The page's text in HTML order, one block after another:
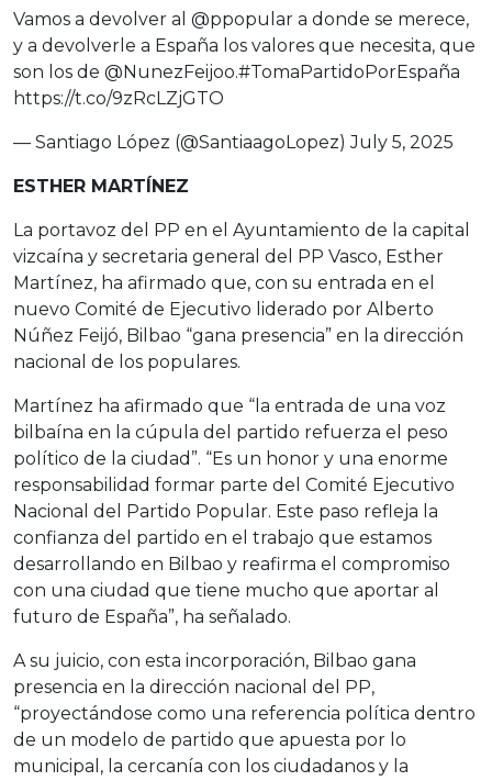
Vamos a devolver al @ppopular a donde se merece,
y a devolverle a España los valores que necesita, que
son los de @NunezFeijoo.#TomaPartidoPorEspaña
https://t.co/9zRcLZjGTO
— Santiago López (@SantiaagoLopez)July 5, 2025
ESTHER MARTÍNEZ
La portavoz del PP en el Ayuntamiento de la capital
vizcaína y secretaria general del PP Vasco, Esther
Martínez, ha afirmado que, con su entrada en el
nuevo Comité de Ejecutivo liderado por Alberto
Núñez Feijó, Bilbao “gana presencia” en la dirección
nacional de los populares.
Martínez ha afirmado que “la entrada de una voz
bilbaína en la cúpula del partido refuerza el peso
político de la ciudad”. “Es un honor y una enorme
responsabilidad formar parte del Comité Ejecutivo
Nacional del Partido Popular. Este paso refleja la
confianza del partido en el trabajo que estamos
desarrollando en Bilbao y reafirma el compromiso
con una ciudad que tiene mucho que aportar al
futuro de España”, ha señalado.
A su juicio, con esta incorporación, Bilbao gana
presencia en la dirección nacional del PP,
“proyectándose como una referencia política dentro
de un modelo de partido que apuesta por lo
municipal, la cercanía con los ciudadanos y la